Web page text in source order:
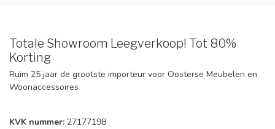
Totale Showroom Leegverkoop! Tot 80%
Korting
Ruim 25 jaar de grootste importeur voor Oosterse Meubelen en
Woonaccessoires
KVK nummer: 27177198